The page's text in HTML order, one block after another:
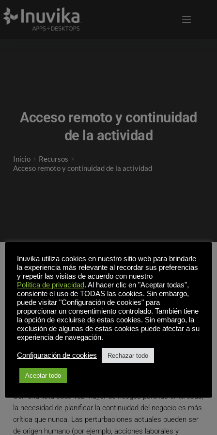
Acceso remoto y continuidad
de la actividad
Inicio
Recursos
Acceso remoto y continuidad de la actividad
Libros blancos
Con una lista cada vez mayor de riesgos para las empresas,
la necesidad de planificar la continuidad del negocio es más
crítica que nunca. Las perturbaciones actuales pueden ser
de origen humano (por ejemplo, acciones laborales y
Inuvika utiliza cookies en nuestro sitio web para brindarle
la experiencia más relevante al recordar sus preferencias
y repetir las visitas de acuerdo con nuestro
Política de privacidad. Al hacer clic en "Aceptar todas",
consiente el uso de TODAS las cookies. Sin embargo,
puede visitar "Configuración de cookies" para
proporcionar un consentimiento controlado. También tiene
la opción de excluirse de estas cookies. Sin embargo, la
exclusión de algunas de estas cookies puede afectar a su
experiencia de navegación.
Configuración de cookies Rechazar todo
Aceptar todo